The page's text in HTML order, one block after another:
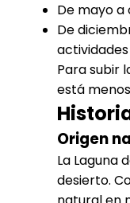
De mayo a
De
Para subir
está
Origen
La Laguna
desierto.